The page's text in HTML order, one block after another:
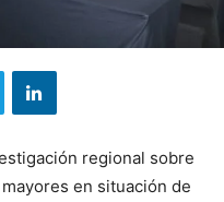
regional sobre
en situación de